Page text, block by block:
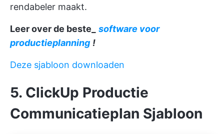
rendabeler maakt.
Leer over de beste_
software voor
productieplanning !
Deze sjabloon downloaden
5. ClickUp Productie
Communicatieplan Sjabloon